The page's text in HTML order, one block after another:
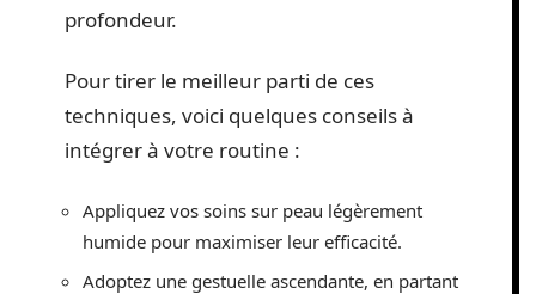
profondeur.
Pour tirer le meilleur parti de ces
techniques, voici quelques conseils à
intégrer à votre routine :
Appliquez vos soins sur peau légèrement
humide pour maximiser leur efficacité.
Adoptez une gestuelle ascendante, en partant